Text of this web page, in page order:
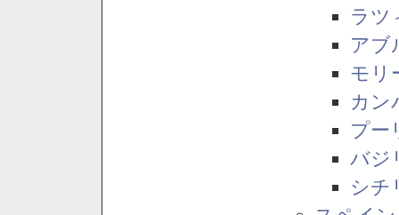
ラツ
アブ
モリ
カン
プー
バジ
シチ